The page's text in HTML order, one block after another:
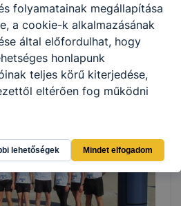
osztályos tanulónk a Japán Nap
haiku író pályázaton első
folyamatainak megállapítása
a cookie-k alkalmazásának
által előfordulhat, hogy
honlapunk
teljes körű kiterjedése,
eltérően fog működni
lehetőségek Mindet elfogadom